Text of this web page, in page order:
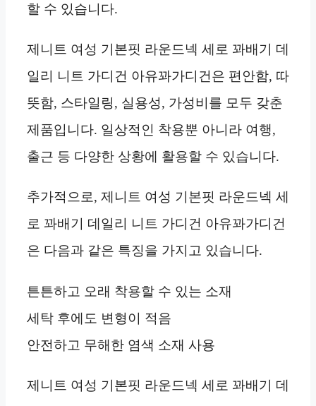
할 수 있습니다.
제니트 여성 기본핏 라운드넥 세로 꽈배기 데
일리 니트 가디건 아유꽈가디건은 편안함, 따
뜻함, 스타일링, 실용성, 가성비를 모두 갖춘
제품입니다. 일상적인 착용뿐 아니라 여행,
출근 등 다양한 상황에 활용할 수 있습니다.
추가적으로, 제니트 여성 기본핏 라운드넥 세
로 꽈배기 데일리 니트 가디건 아유꽈가디건
은 다음과 같은 특징을 가지고 있습니다.
튼튼하고 오래 착용할 수 있는 소재
세탁 후에도 변형이 적음
안전하고 무해한 염색 소재 사용
제니트 여성 기본핏 라운드넥 세로 꽈배기 데